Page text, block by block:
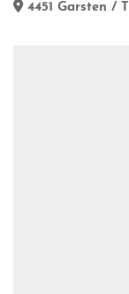
4451 Garsten /